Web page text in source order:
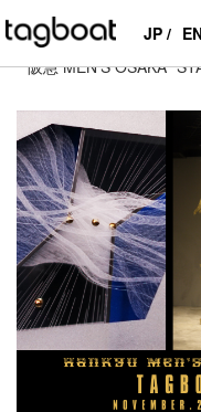
JP /
tagboat>EXHIBITIONS
阪急 MEN’S OSAKA